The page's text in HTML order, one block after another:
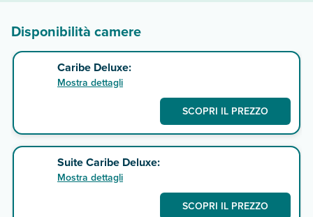
Disponibilità camere
Caribe Deluxe:
Mostra dettagli
SCOPRI IL PREZZO
Suite Caribe Deluxe:
Mostra dettagli
SCOPRI IL PREZZO